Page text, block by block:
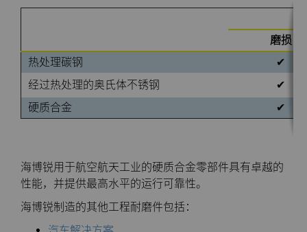
磨损
热处理碳钢
✔
经过热处理的奥氏体不锈钢
✔
硬质合金
✔
海博锐用于航空航天工业的硬质合金零部件具有卓越的
性能，并提供最高水平的运行可靠性。
海博锐制造的其他工程耐磨件包括：